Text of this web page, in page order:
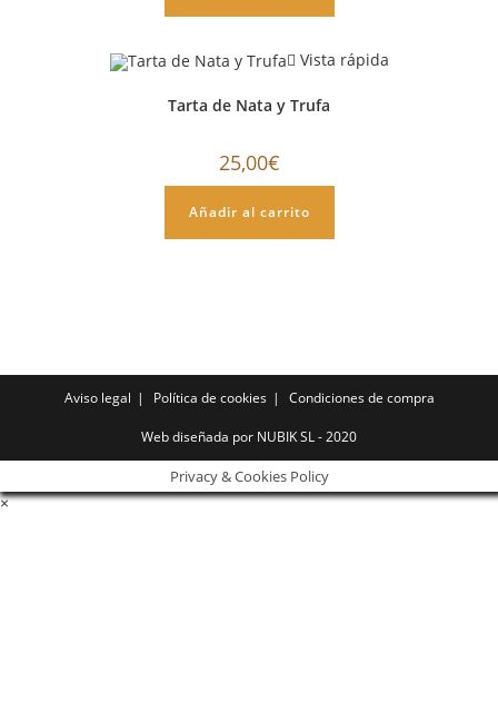
Vista rápida
Tarta de Nata y Trufa
25,00€
Añadir al carrito
Aviso legal Política de cookies Condiciones de compra
Web diseñada por NUBIK SL - 2020
Privacy & Cookies Policy
×